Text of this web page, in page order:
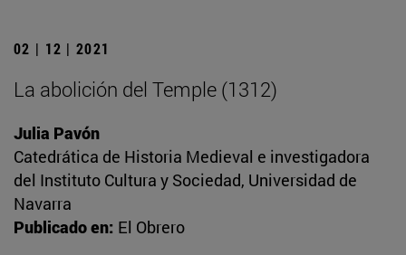
02 | 12 | 2021
La abolición del Temple (1312)
Julia Pavón
Catedrática de Historia Medieval e investigadora
del Instituto Cultura y Sociedad, Universidad de
Navarra
Publicado en: El Obrero